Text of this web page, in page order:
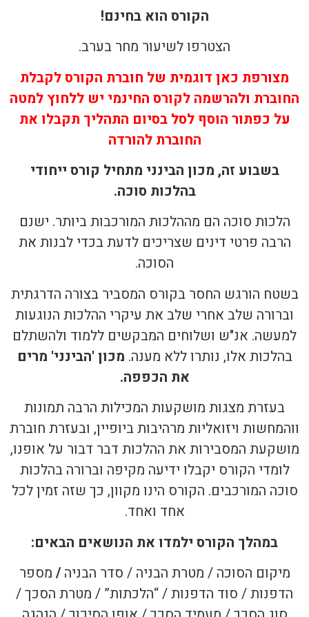
הקורס הוא בחינם!
הצטרפו לשיעור מחר בערב.
מצורפת כאן דוגמית של חוברת הקורסלקבלת
החוברת ולהרשמה לקורס החינמי יש ללחוץ למטה
על כפתור הוסף לסל בסיום התהליך תקבלו את
החוברת להורדה
בשבוע זה, מכון הבינני מתחיל קורס ייחודי
בהלכות סוכה.
הלכות סוכה הם מההלכות המורכבות ביותר. ישנם
הרבה פרטי דינים שצריכים לדעת בכדי לבנות את
הסוכה.
בשטח הורגש החסר בקורס המסביר בצורה הדרגתית
וברורה שלב אחרי שלב את עיקרי ההלכות הנוגעות
למעשה. אנ"ש ושלוחים המבקשים ללמוד ולהשתלם
בהלכות אלו, נותרו ללא מענה. מכון 'הבינני' מרים
את הכפפה.
בעזרת מצגות מושקעות המכילות הרבה תמונות
ווהמחשות ויזואליות מרהיבות ביופיין, ובעזרת חוברת
מושקעת המסבירות את ההלכות דבר דבור על אופנו,
לומדי הקורס יקבלו ידיעה מקיפה וברורה בהלכות
סוכה המורכבים. הקורס הינו מקוון, כך שזה זמין לכל
אחד ואחד.
במהלך הקורס ילמדו את הנושאים הבאים:
מיקום הסוכה / מטרת הבניה / סדר הבניה / מספר
הדפנות / סוד הדפנות / “הלכתות”
/ מטרת הסכך /